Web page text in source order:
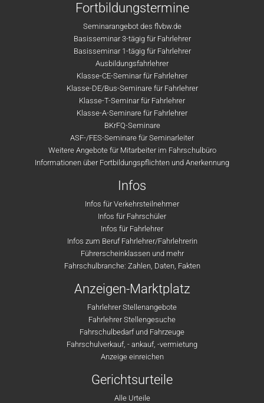
Fortbildungstermine
Seminarangebot des flvbw.de
Basisseminar 3-tägig für Fahrlehrer
Basisseminar 1-tägig für Fahrlehrer
Ausbildungsfahrlehrer
Klasse-CE-Seminar für Fahrlehrer
Klasse-DE/Bus-Seminare für Fahrlehrer
Klasse-T-Seminar für Fahrlehrer
Klasse-A-Seminare für Fahrlehrer
BKrFQ-Seminare
ASF-/FES-Seminare für Seminarleiter
Weitere Angebote für Mitarbeiter im Fahrschulbüro
Informationen über Fortbildungspflichten und Anerkennung
Infos
Infos für Verkehrsteilnehmer
Infos für Fahrschüler
Infos für Fahrlehrer
Infos zum Beruf Fahrlehrer/Fahrlehrerin
Führerscheinklassen und mehr
Fahrschulbranche: Zahlen, Daten, Fakten
Anzeigen-Marktplatz
Fahrlehrer Stellenangebote
Fahrlehrer Stellengesuche
Fahrschulbedarf und Fahrzeuge
Fahrschulverkauf, - ankauf, -vermietung
Anzeige einreichen
Gerichtsurteile
Alle Urteile